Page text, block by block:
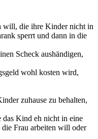
will, die ihre Kinder nicht in
sperrt und dann in die
Scheck aushändigen,
wohl kosten wird,
zuhause zu behalten,
das Kind eh nicht in eine
Frau arbeiten will oder